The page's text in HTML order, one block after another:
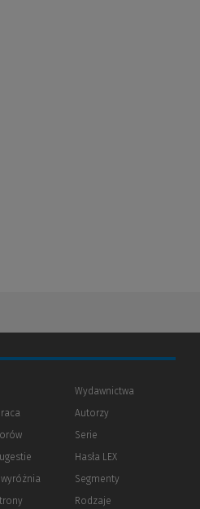
(Nowe
(Link
innej
Wydawnictwa
Autorzy
Serie
Hasła LEX
Segmenty
Rodzaje